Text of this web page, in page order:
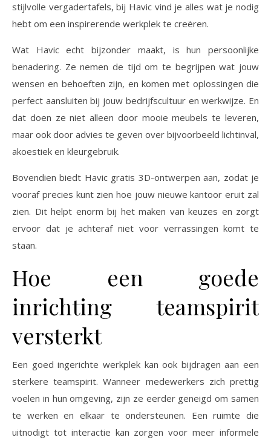
stijlvolle vergadertafels, bij Havic vind je alles wat je nodig
hebt om een inspirerende werkplek te creëren.
Wat Havic echt bijzonder maakt, is hun persoonlijke
benadering. Ze nemen de tijd om te begrijpen wat jouw
wensen en behoeften zijn, en komen met oplossingen die
perfect aansluiten bij jouw bedrijfscultuur en werkwijze. En
dat doen ze niet alleen door mooie meubels te leveren,
maar ook door advies te geven over bijvoorbeeld lichtinval,
akoestiek en kleurgebruik.
Bovendien biedt Havic gratis 3D-ontwerpen aan, zodat je
vooraf precies kunt zien hoe jouw nieuwe kantoor eruit zal
zien. Dit helpt enorm bij het maken van keuzes en zorgt
ervoor dat je achteraf niet voor verrassingen komt te
staan.
Hoe een goede
inrichting teamspirit
versterkt
Een goed ingerichte werkplek kan ook bijdragen aan een
sterkere teamspirit. Wanneer medewerkers zich prettig
voelen in hun omgeving, zijn ze eerder geneigd om samen
te werken en elkaar te ondersteunen. Een ruimte die
uitnodigt tot interactie kan zorgen voor meer informele